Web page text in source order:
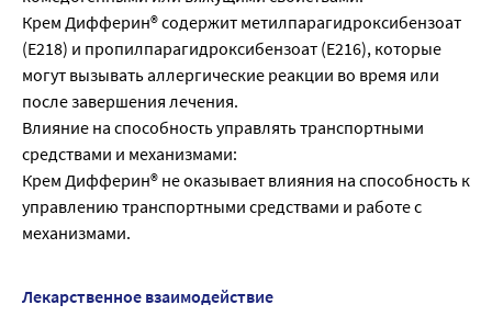
Крем Дифферин® содержит метилпарагидроксибензоат
(Е218) и пропилпарагидроксибензоат (Е216), которые
могут вызывать аллергические реакции во время или
после завершения лечения.
Влияние на способность управлять транспортными
средствами и механизмами:
Крем Дифферин® не оказывает влияния на способность к
управлению транспортными средствами и работе с
механизмами.
Лекарственное взаимодействие